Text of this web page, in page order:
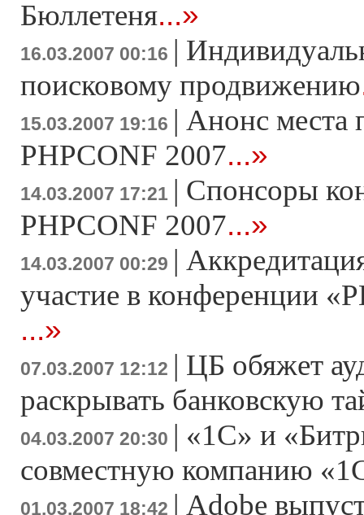
Бюллетеня...»
16.03.2007 00:16 |
поисковому продвижению
15.03.2007 19:16 | Анонс места
PHPCONF 2007...»
14.03.2007 17:21 | Спонсоры
PHPCONF 2007...»
14.03.2007 00:29 |
участие в конференции
...»
07.03.2007 12:12 | ЦБ обяжет
раскрывать банковскую
04.03.2007 20:30 | «1С» и
совместную компанию
01.03.2007 18:42 | Adobe